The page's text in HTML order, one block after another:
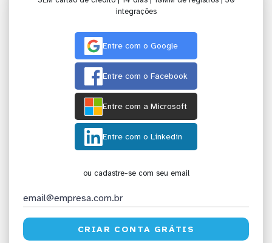
integrações
Entre com o Google
Entre com o Facebook
Entre com a Microsoft
Entre com o Linkedin
ou cadastre-se com seu email